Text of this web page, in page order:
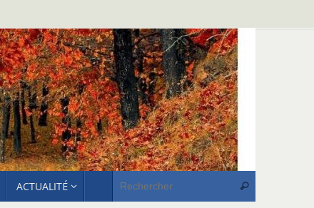
ACTUALITÉ Rechercher